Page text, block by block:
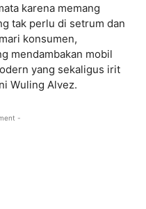
karena memang
tak perlu di setrum dan
konsumen,
mendambakan mobil
yang sekaligus irit
Wuling Alvez.
-